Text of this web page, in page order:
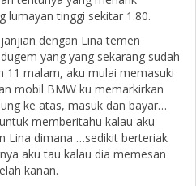
lumayan tinggi sekitar 1.80.
dengan Lina temen
yang yang sekarang sudah
11 malam, aku mulai memasuki
mobil BMW ku memarkirkan
ke atas, masuk dan bayar…
memberitahu kalau aku
Lina dimana …sedikit berteriak
aku tau kalau dia memesan
kanan.